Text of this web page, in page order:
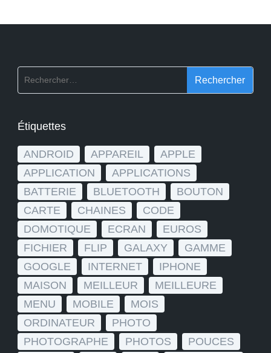
Rechercher :
Étiquettes
ANDROID APPAREIL
APPLE
APPLICATION
APPLICATIONS
BATTERIE
BLUETOOTH
BOUTON
CARTE
CHAINES
CODE
DOMOTIQUE
ECRAN
EUROS
FICHIER
FLIP GALAXY
GAMME
GOOGLE
INTERNET
IPHONE
MAISON
MEILLEUR
MEILLEURE
MENU
MOBILE
MOIS
ORDINATEUR
PHOTO
PHOTOGRAPHE
PHOTOS
POUCES